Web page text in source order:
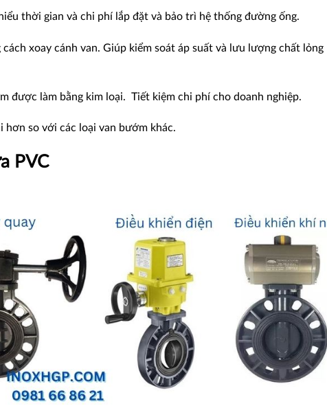
thời gian và chi phí lắp đặt và bảo trì hệ thống đường ống.
xoay cánh van. Giúp kiểm soát áp suất và lưu lượng chất lỏng
được làm bằng kim loại. Tiết kiệm chi phí cho doanh nghiệp.
hơn so với các loại van bướm khác.
PVC